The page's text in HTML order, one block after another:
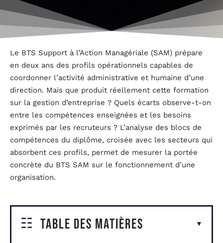
Le BTS Support à l’Action Managériale (SAM) prépare
en deux ans des profils opérationnels capables de
coordonner l’activité administrative et humaine d’une
direction. Mais que produit réellement cette formation
sur la gestion d’entreprise ? Quels écarts observe-t-on
entre les compétences enseignées et les besoins
exprimés par les recruteurs ? L’analyse des blocs de
compétences du diplôme, croisée avec les secteurs qui
absorbent ces profils, permet de mesurer la portée
concrète du BTS SAM sur le fonctionnement d’une
organisation.
Table des matières